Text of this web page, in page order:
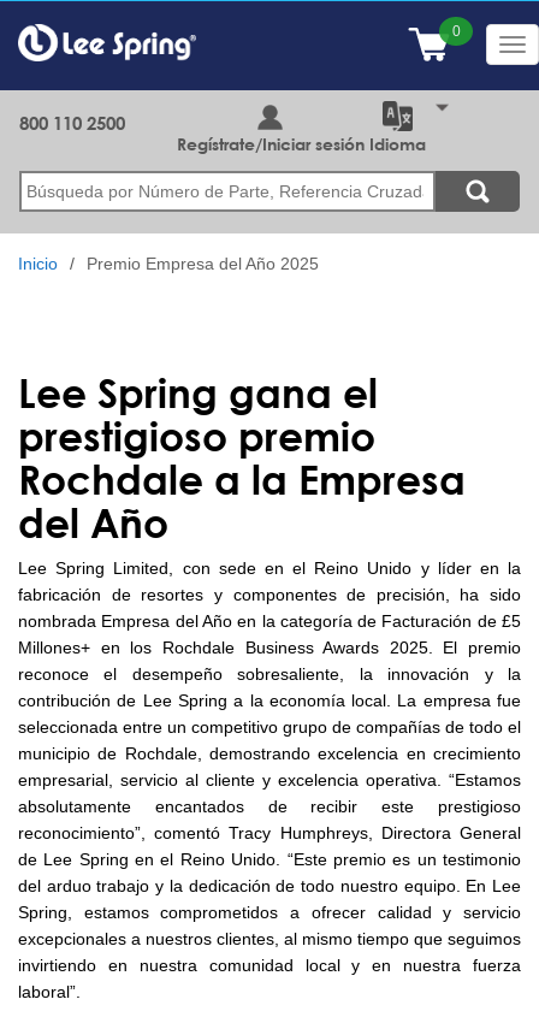
contenido
principal
Buscar
800 110 2500
Regístrate/Iniciar sesiónIdioma
Inicio Premio Empresa del Año 2025
Lee Spring gana el
prestigioso premio
Rochdale a la Empresa
del Año
Lee Spring Limited, con sede en el Reino Unido y líder en la
fabricación de resortes y componentes de precisión, ha sido
nombrada Empresa del Año en la categoría de Facturación de £5
Millones+ en los Rochdale Business Awards 2025. El premio
reconoce el desempeño sobresaliente, la innovación y la
contribución de Lee Spring a la economía local. La empresa fue
seleccionada entre un competitivo grupo de compañías de todo el
municipio de Rochdale, demostrando excelencia en crecimiento
empresarial, servicio al cliente y excelencia operativa. “Estamos
absolutamente encantados de recibir este prestigioso
reconocimiento”, comentó Tracy Humphreys, Directora General
de Lee Spring en el Reino Unido. “Este premio es un testimonio
del arduo trabajo y la dedicación de todo nuestro equipo. En Lee
Spring, estamos comprometidos a ofrecer calidad y servicio
excepcionales a nuestros clientes, al mismo tiempo que seguimos
invirtiendo en nuestra comunidad local y en nuestra fuerza
laboral”.